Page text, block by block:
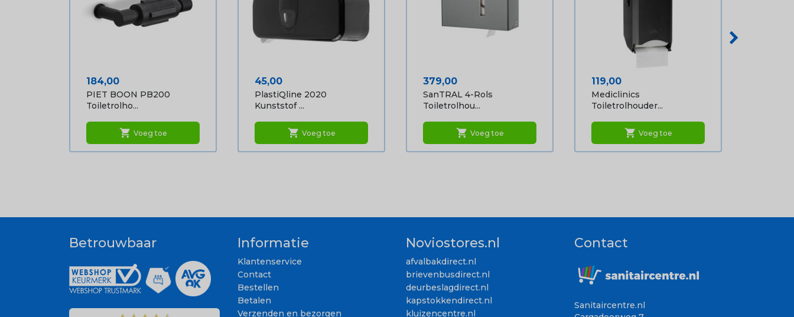
Prijs
184,00
PIET BOON PB200
Toiletrolho...
shopping_cart Voeg toe
Prijs
45,00
PlastiQline 2020
Kunststof ...
shopping_cart Voeg toe
Prijs
379,00
SanTRAL 4-Rols
Toiletrolhou...
shopping_cart Voeg toe
Prijs
119,00
Mediclinics
Toiletrolhouder...
shopping_cart Voeg toe
Betrouwbaar Informatie
Klantenservice
Contact
Bestellen
Betalen
Verzenden en bezorgen
Noviostores.nl
afvalbakdirect.nl
brievenbusdirect.nl
deurbeslagdirect.nl
kapstokkendirect.nl
kluizencentre.nl
Contact
Sanitaircentre.nl